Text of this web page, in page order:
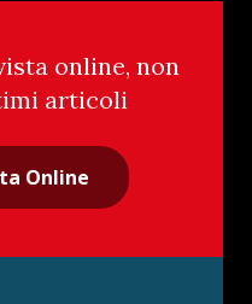
online, non
articoli
Online